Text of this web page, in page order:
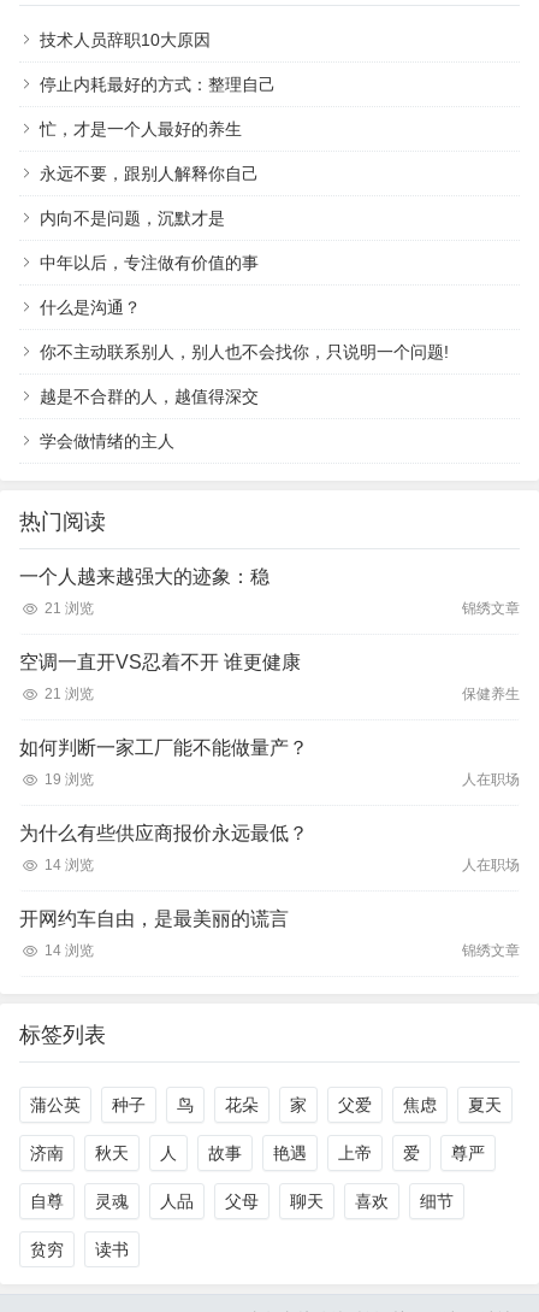
技术人员辞职10大原因
停止内耗最好的方式：整理自己
忙，才是一个人最好的养生
永远不要，跟别人解释你自己
内向不是问题，沉默才是
中年以后，专注做有价值的事
什么是沟通？
你不主动联系别人，别人也不会找你，只说明一个问题!
越是不合群的人，越值得深交
学会做情绪的主人
热门阅读
一个人越来越强大的迹象：稳
21 浏览 锦绣文章
空调一直开VS忍着不开 谁更健康
21 浏览 保健养生
如何判断一家工厂能不能做量产？
19 浏览 人在职场
为什么有些供应商报价永远最低？
14 浏览 人在职场
开网约车自由，是最美丽的谎言
14 浏览 锦绣文章
标签列表
蒲公英 种子 鸟 花朵 家 父爱 焦虑 夏天
济南 秋天 人 故事 艳遇 上帝 爱 尊严
自尊 灵魂 人品 父母 聊天 喜欢 细节
贫穷 读书